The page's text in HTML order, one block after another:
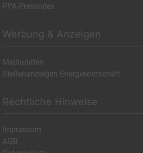
PPA-Preisindex
Werbung & Anzeigen
Mediadaten
Stellenanzeigen Energiewirtschaft
Rechtliche Hinweise
Impressum
AGB